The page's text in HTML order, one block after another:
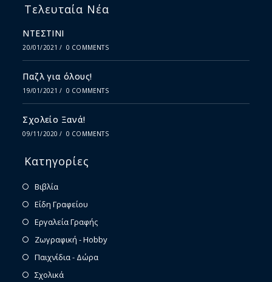
Τελευταία Νέα
ΝΤΕΣΤΙΝΙ
20/01/2021 / 0 COMMENTS
Παζλ για όλους!
19/01/2021 / 0 COMMENTS
Σχολείο Ξανά!
09/11/2020 / 0 COMMENTS
Κατηγορίες
Βιβλία
Είδη Γραφείου
Εργαλεία Γραφής
Ζωγραφική - Hobby
Παιχνίδια - Δώρα
Σχολικά